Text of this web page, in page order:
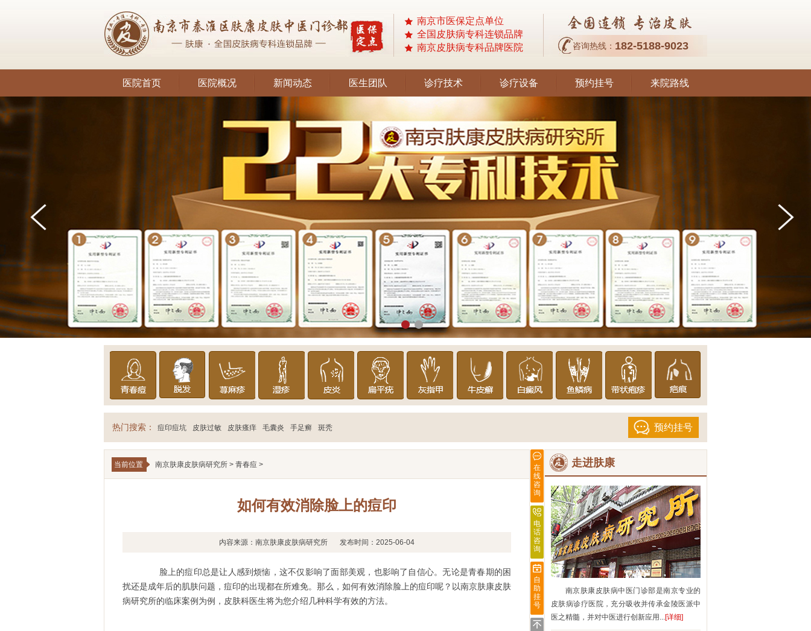
南京市医保定点单位
全国皮肤病专科连锁品牌
南京皮肤病专科品牌医院
咨询热线： 182-5188-9023
医院首页 医院概况 新闻动态 医生团队 诊疗技术 诊疗设备 预约挂号 来院路线
热门搜索： 痘印痘坑 皮肤过敏 皮肤瘙痒 毛囊炎 手足癣 斑秃 预约挂号
当前位置 南京肤康皮肤病研究所 > 青春痘 >
如何有效消除脸上的痘印
内容来源：南京肤康皮肤病研究所 发布时间：2025-06-04
脸上的痘印总是让人感到烦恼，这不仅影响了面部美观，也影响了自信心。无论是青春期的困
扰还是成年后的肌肤问题，痘印的出现都在所难免。那么，如何有效消除脸上的痘印呢？以南京肤康皮肤
病研究所的临床案例为例，皮肤科医生将为您介绍几种科学有效的方法。
在
线
咨
询
电
话
咨
询
自
助
挂
号
走进肤康
南京肤康皮肤病中医门诊部是南京专业的
皮肤病诊疗医院，充分吸收并传承金陵医派中
医之精髓，并对中医进行创新应用...[详细]